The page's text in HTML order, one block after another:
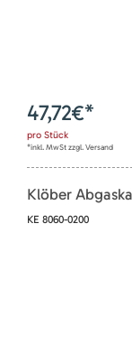
47,72€*
pro Stück
*inkl. MwSt zzgl. Versand
Klöber
KE 8060-0200